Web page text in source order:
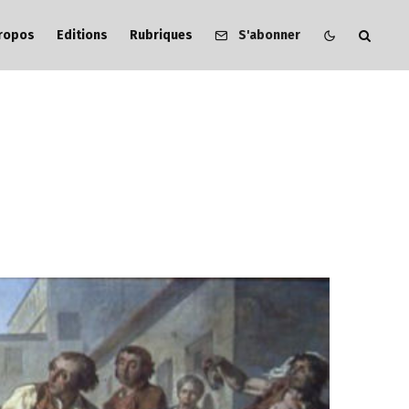
Editions Rubriques S'abonner